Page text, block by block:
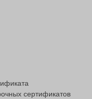
сертификатов